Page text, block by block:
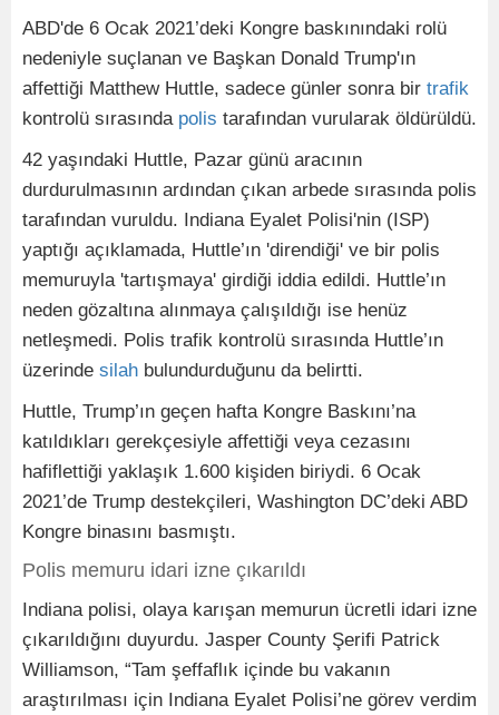
ABD'de 6 Ocak 2021’deki Kongre baskınındaki rolü
nedeniyle suçlanan ve Başkan Donald Trump'ın
affettiği Matthew Huttle, sadece günler sonra bir trafik
kontrolü sırasında polis tarafından vurularak öldürüldü.
42 yaşındaki Huttle, Pazar günü aracının
durdurulmasının ardından çıkan arbede sırasında polis
tarafından vuruldu. Indiana Eyalet Polisi'nin (ISP)
yaptığı açıklamada, Huttle’ın 'direndiği' ve bir polis
memuruyla 'tartışmaya' girdiği iddia edildi. Huttle’ın
neden gözaltına alınmaya çalışıldığı ise henüz
netleşmedi. Polis trafik kontrolü sırasında Huttle’ın
üzerinde silah bulundurduğunu da belirtti.
Huttle, Trump’ın geçen hafta Kongre Baskını’na
katıldıkları gerekçesiyle affettiği veya cezasını
hafiflettiği yaklaşık 1.600 kişiden biriydi. 6 Ocak
2021’de Trump destekçileri, Washington DC’deki ABD
Kongre binasını basmıştı.
Polis memuru idari izne çıkarıldı
Indiana polisi, olaya karışan memurun ücretli idari izne
çıkarıldığını duyurdu. Jasper County Şerifi Patrick
Williamson, “Tam şeffaflık içinde bu vakanın
araştırılması için Indiana Eyalet Polisi’ne görev verdim